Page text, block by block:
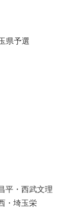
県予選
・西武文理
・埼玉栄